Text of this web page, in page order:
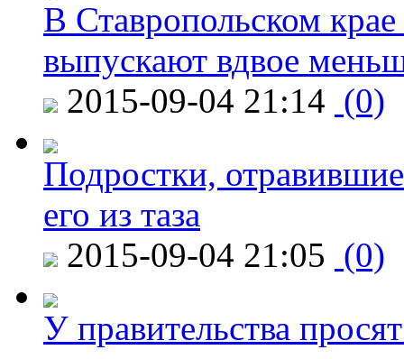
В Ставропольском
выпускают вдвое
2015-09-04 21:14 (0)
Подростки,
его из таза
2015-09-04 21:05 (0)
У правительства